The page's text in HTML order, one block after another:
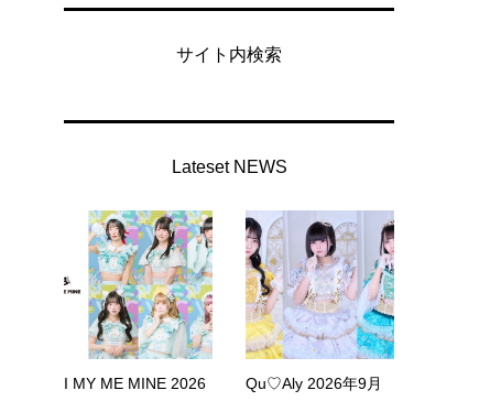
サイト内検索
Lateset NEWS
I MY ME MINE 2026
Qu♡Aly 2026年9月